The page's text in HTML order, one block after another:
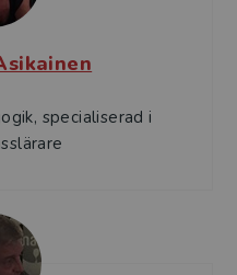
specialiserad i